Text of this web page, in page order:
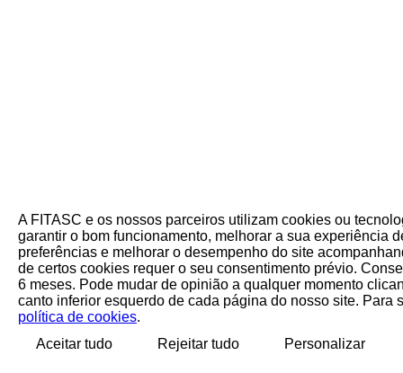
A FITASC e os nossos parceiros utilizam cookies ou
garantir o bom funcionamento, melhorar a sua experiência
preferências e melhorar o desempenho do site
de certos cookies requer o seu consentimento prévio.
6 meses. Pode mudar de opinião a qualquer momento
canto inferior esquerdo de cada página do nosso site. Para
política de cookies.
Aceitar tudo
Rejeitar tudo Personalizar